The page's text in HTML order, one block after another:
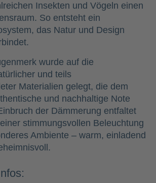
Insekten und Vögeln einen
So entsteht ein
das Natur und Design
wurde auf die
und teils
Materialien gelegt, die dem
und nachhaltige Note
der Dämmerung entfaltet
stimmungsvollen Beleuchtung
Ambiente – warm, einladend